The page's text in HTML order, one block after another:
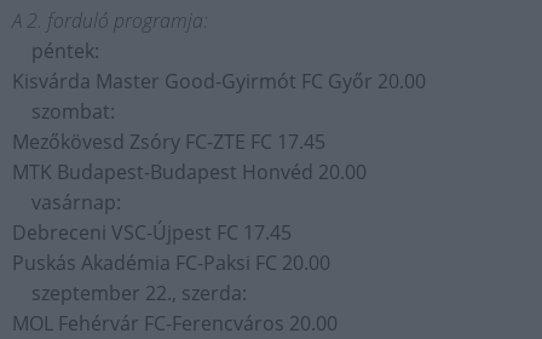
A 2. forduló programja:
péntek:
Kisvárda Master Good-Gyirmót FC Győr 20.00
szombat:
Mezőkövesd Zsóry FC-ZTE FC 17.45
MTK Budapest-Budapest Honvéd 20.00
vasárnap:
Debreceni VSC-Újpest FC 17.45
Puskás Akadémia FC-Paksi FC 20.00
szeptember 22., szerda:
MOL Fehérvár FC-Ferencváros 20.00